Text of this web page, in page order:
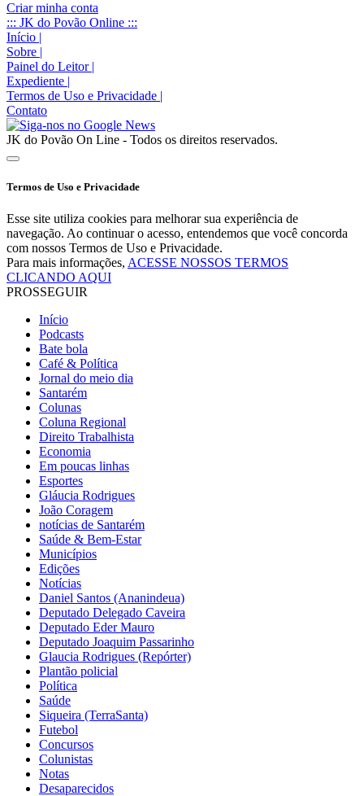
Criar minha conta
::: JK do Povão Online :::
Início |
Sobre |
Painel do Leitor |
Expediente |
Termos de Uso e Privacidade |
Contato
JK do Povão On Line - Todos os direitos reservados.
Termos de Uso e Privacidade
Esse site utiliza cookies para melhorar sua experiência de
navegação. Ao continuar o acesso, entendemos que você concorda
com nossos Termos de Uso e Privacidade.
Para mais informações, ACESSE NOSSOS TERMOS
CLICANDO AQUI
PROSSEGUIR
Início
Podcasts
Bate bola
Café & Política
Jornal do meio dia
Santarém
Colunas
Coluna Regional
Direito Trabalhista
Economia
Em poucas linhas
Esportes
Gláucia Rodrigues
João Coragem
notícias de Santarém
Saúde & Bem-Estar
Municípios
Edições
Notícias
Daniel Santos (Ananindeua)
Deputado Delegado Caveira
Deputado Eder Mauro
Deputado Joaquim Passarinho
Glaucia Rodrigues (Repórter)
Plantão policial
Política
Saúde
Siqueira (TerraSanta)
Futebol
Concursos
Colunistas
Notas
Desaparecidos